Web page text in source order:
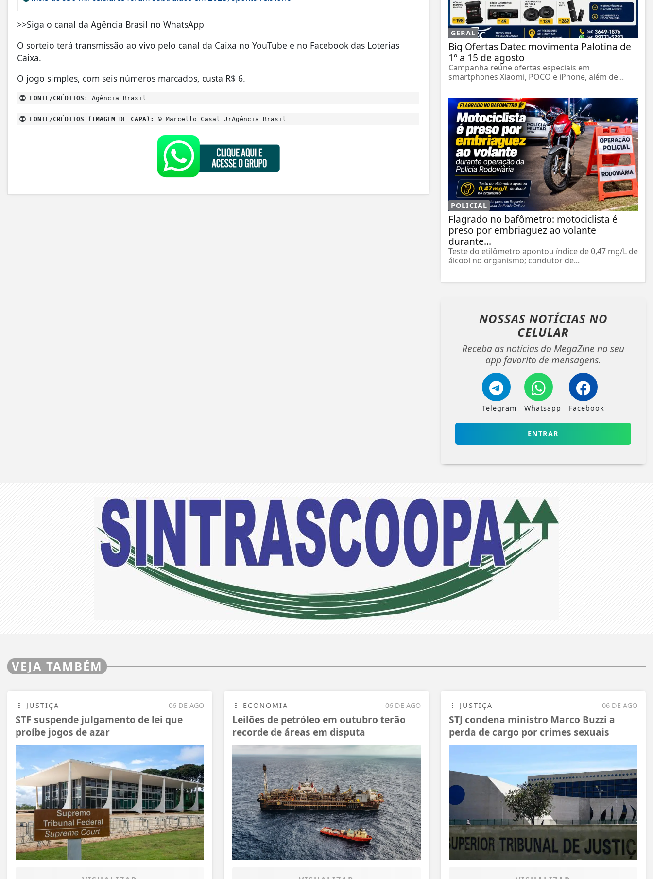
>>Siga o canal da Agência Brasil no WhatsApp
O sorteio terá transmissão ao vivo pelo canal da Caixa no YouTube e no Facebook das Loterias
Caixa.
O jogo simples, com seis números marcados, custa R$ 6.
FONTE/CRÉDITOS: Agência Brasil
FONTE/CRÉDITOS (IMAGEM DE CAPA): © Marcello Casal JrAgência Brasil
GERAL
Big Ofertas Datec movimenta Palotina de
1º a 15 de agosto
Campanha reúne ofertas especiais em
smartphones Xiaomi, POCO e iPhone, além de...
POLICIAL
Flagrado no bafômetro: motociclista é
preso por embriaguez ao volante
durante...
Teste do etilômetro apontou índice de 0,47 mg/L de
álcool no organismo; condutor de...
NOSSAS NOTÍCIAS NO
CELULAR
Receba as notícias do MegaZine no seu
app favorito de mensagens.
Telegram Whatsapp Facebook
ENTRAR
VEJA TAMBÉM
06 DE AGO
JUSTIÇA
STF suspende julgamento de lei que
proíbe jogos de azar
06 DE AGO
ECONOMIA
Leilões de petróleo em outubro terão
recorde de áreas em disputa
06 DE AGO
JUSTIÇA
STJ condena ministro Marco Buzzi a
perda de cargo por crimes sexuais